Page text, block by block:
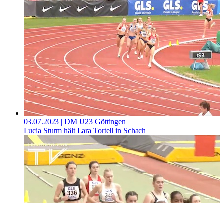
03.07.2023 | DM U23 Göttingen
Lucia Sturm hält Lara Tortell in Schach